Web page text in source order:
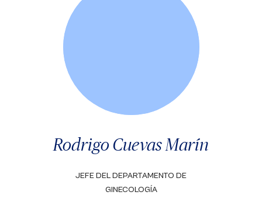
Rodrigo Cuevas Marín
JEFE DEL DEPARTAMENTO DE
GINECOLOGÍA